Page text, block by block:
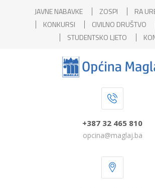
JAVNE NABAVKE ZOSPI RA
KONKURSI
CIVILNO DRUŠTVO
STUDENTSKO LJETO
+387 32 465 810
opcina@maglaj.ba